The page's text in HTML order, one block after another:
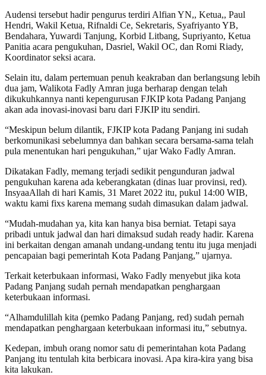
Audensi tersebut hadir pengurus terdiri Alfian YN,, Ketua,, Paul
Hendri, Wakil Ketua, Rifnaldi Ce, Sekretaris, Syafriyanto YB,
Bendahara, Yuwardi Tanjung, Korbid Litbang, Supriyanto, Ketua
Panitia acara pengukuhan, Dasriel, Wakil OC, dan Romi Riady,
Koordinator seksi acara.
Selain itu, dalam pertemuan penuh keakraban dan berlangsung lebih
dua jam, Walikota Fadly Amran juga berharap dengan telah
dikukuhkannya nanti kepengurusan FJKIP kota Padang Panjang
akan ada inovasi-inovasi baru dari FJKIP itu sendiri.
“Meskipun belum dilantik, FJKIP kota Padang Panjang ini sudah
berkomunikasi sebelumnya dan bahkan secara bersama-sama telah
pula menentukan hari pengukuhan,” ujar Wako Fadly Amran.
Dikatakan Fadly, memang terjadi sedikit pengunduran jadwal
pengukuhan karena ada keberangkatan (dinas luar provinsi, red).
InsyaaAllah di hari Kamis, 31 Maret 2022 itu, pukul 14:00 WIB,
waktu kami fixs karena memang sudah dimasukan dalam jadwal.
“Mudah-mudahan ya, kita kan hanya bisa berniat. Tetapi saya
pribadi untuk jadwal dan hari dimaksud sudah ready hadir. Karena
ini berkaitan dengan amanah undang-undang tentu itu juga menjadi
pencapaian bagi pemerintah Kota Padang Panjang,” ujarnya.
Terkait keterbukaan informasi, Wako Fadly menyebut jika kota
Padang Panjang sudah pernah mendapatkan penghargaan
keterbukaan informasi.
“Alhamdulillah kita (pemko Padang Panjang, red) sudah pernah
mendapatkan penghargaan keterbukaan informasi itu,” sebutnya.
Kedepan, imbuh orang nomor satu di pemerintahan kota Padang
Panjang itu tentulah kita berbicara inovasi. Apa kira-kira yang bisa
kita lakukan.